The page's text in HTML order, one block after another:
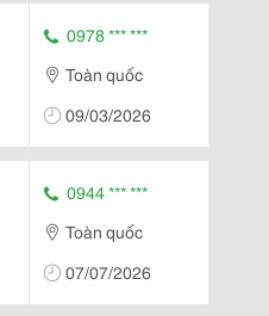
0978 *** ***
Toàn quốc
09/03/2026
0944 *** ***
Toàn quốc
07/07/2026